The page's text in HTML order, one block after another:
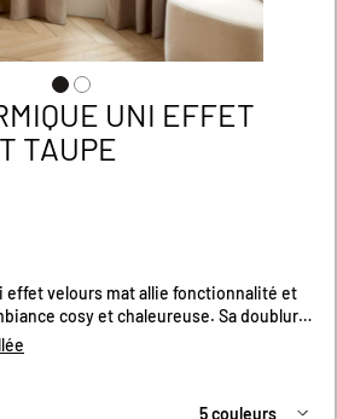
UNI EFFET
TAUPE
effet velours mat allie fonctionnalité et
cosy et chaleureuse. Sa doublure
véritable bouclier contre le froid en
tout en filtrant la lumière pour une
à améliorer l’efficacité énergétique de
5 couleurs